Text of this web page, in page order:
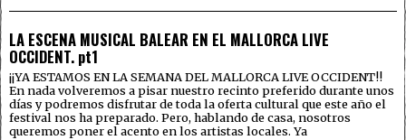
LA ESCENA MUSICAL BALEAR EN EL MALLORCA LIVE
OCCIDENT. pt1
¡¡YA ESTAMOS EN LA SEMANA DEL MALLORCA LIVE OCCIDENT!!
En nada volveremos a pisar nuestro recinto preferido durante unos
días y podremos disfrutar de toda la oferta cultural que este año el
festival nos ha preparado. Pero, hablando de casa, nosotros
queremos poner el acento en los artistas locales. Ya